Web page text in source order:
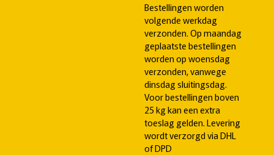
Bestellingen worden
volgende werkdag
verzonden. Op maandag
geplaatste bestellingen
worden op woensdag
verzonden, vanwege
dinsdag sluitingsdag.
Voor bestellingen boven
25 kg kan een extra
toeslag gelden. Levering
wordt verzorgd via DHL
of DPD